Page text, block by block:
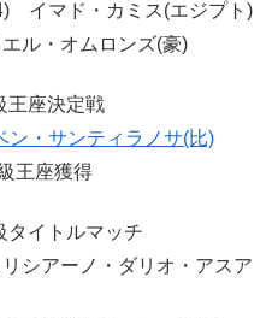
イマド・カミス(エジプト)
ル・オムロンズ(豪)
王座決定戦
ン・サンティラノサ(比)
王座獲得
タイトルマッチ
アーノ・ダリオ・アスア